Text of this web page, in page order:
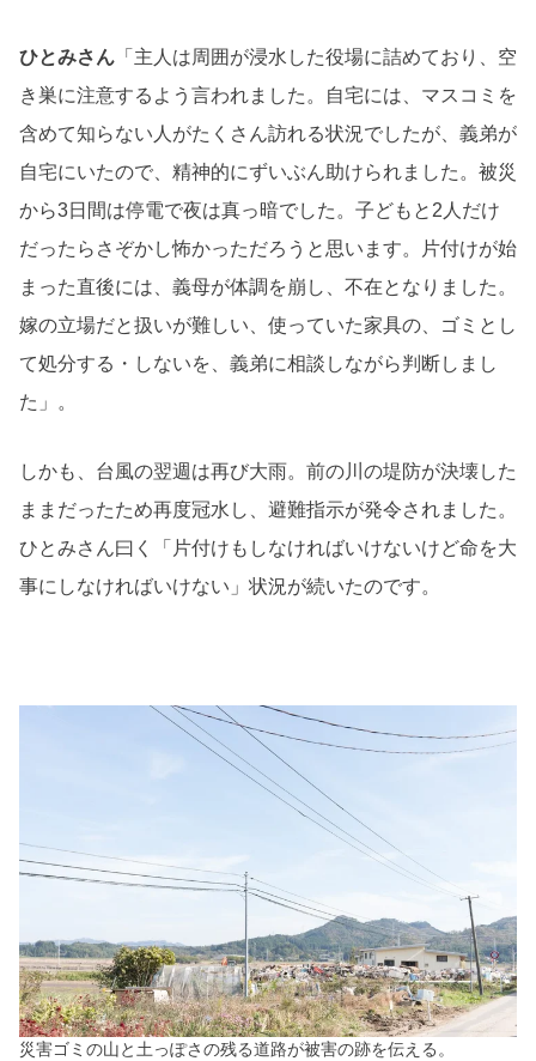
ひとみさん 「主人は周囲が浸水した役場に詰めており、空
き巣に注意するよう言われました。自宅には、マスコミを
含めて知らない人がたくさん訪れる状況でしたが、義弟が
自宅にいたので、精神的にずいぶん助けられました。被災
から3日間は停電で夜は真っ暗でした。子どもと2人だけ
だったらさぞかし怖かっただろうと思います。片付けが始
まった直後には、義母が体調を崩し、不在となりました。
嫁の立場だと扱いが難しい、使っていた家具の、ゴミとし
て処分する・しないを、義弟に相談しながら判断しまし
た」。
しかも、台風の翌週は再び大雨。前の川の堤防が決壊した
ままだったため再度冠水し、避難指示が発令されました。
ひとみさん曰く「片付けもしなければいけないけど命を大
事にしなければいけない」状況が続いたのです。
災害ゴミの山と土っぽさの残る道路が被害の跡を伝える。